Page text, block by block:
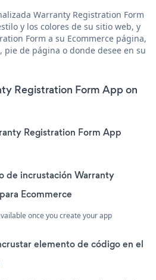
Warranty Registration Form
y los colores de su sitio web, y
Form a su Ecommerce página,
de página o donde desee en su
Registration Form App on
Registration Form App
de incrustación Warranty
Ecommerce
once you create your app
elemento de código en el